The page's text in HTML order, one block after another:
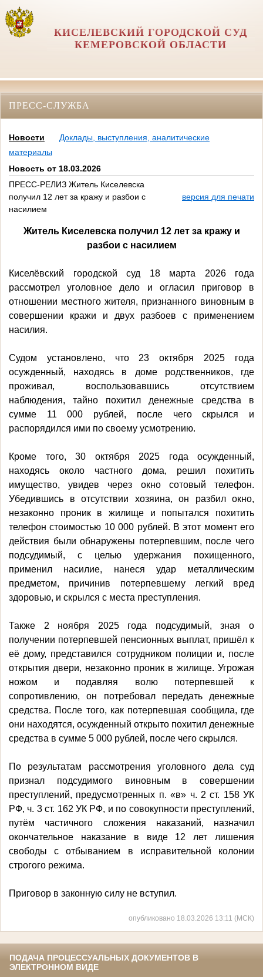
КИСЕЛЕВСКИЙ ГОРОДСКОЙ СУД
КЕМЕРОВСКОЙ ОБЛАСТИ
ПРЕСС-СЛУЖБА
Новости
Доклады, выступления, аналитические
материалы
Новость от 18.03.2026
ПРЕСС-РЕЛИЗ Житель Киселевска
получил 12 лет за кражу и разбои с
насилием
версия для печати
Житель Киселевска получил 12 лет за кражу и
разбои с насилием
Киселёвский городской суд 18 марта 2026 года
рассмотрел уголовное дело и огласил приговор в
отношении местного жителя, признанного виновным в
совершении кражи и двух разбоев с применением
насилия.
Судом установлено, что 23 октября 2025 года
осужденный, находясь в доме родственников, где
проживал, воспользовавшись отсутствием
наблюдения, тайно похитил денежные средства в
сумме 11 000 рублей, после чего скрылся и
распорядился ими по своему усмотрению.
Кроме того, 30 октября 2025 года осужденный,
находясь около частного дома, решил похитить
имущество, увидев через окно сотовый телефон.
Убедившись в отсутствии хозяина, он разбил окно,
незаконно проник в жилище и попытался похитить
телефон стоимостью 10 000 рублей. В этот момент его
действия были обнаружены потерпевшим, после чего
подсудимый, с целью удержания похищенного,
применил насилие, нанеся удар металлическим
предметом, причинив потерпевшему легкий вред
здоровью, и скрылся с места преступления.
Также 2 ноября 2025 года подсудимый, зная о
получении потерпевшей пенсионных выплат, пришёл к
её дому, представился сотрудником полиции и, после
открытия двери, незаконно проник в жилище. Угрожая
ножом и подавляя волю потерпевшей к
сопротивлению, он потребовал передать денежные
средства. После того, как потерпевшая сообщила, где
они находятся, осужденный открыто похитил денежные
средства в сумме 5 000 рублей, после чего скрылся.
По результатам рассмотрения уголовного дела суд
признал подсудимого виновным в совершении
преступлений, предусмотренных п. «в» ч. 2 ст. 158 УК
РФ, ч. 3 ст. 162 УК РФ, и по совокупности преступлений,
путём частичного сложения наказаний, назначил
окончательное наказание в виде 12 лет лишения
свободы с отбыванием в исправительной колонии
строгого режима.
Приговор в законную силу не вступил.
опубликовано 18.03.2026 13:11 (МСК)
ПОДАЧА ПРОЦЕССУАЛЬНЫХ ДОКУМЕНТОВ В
ЭЛЕКТРОННОМ ВИДЕ